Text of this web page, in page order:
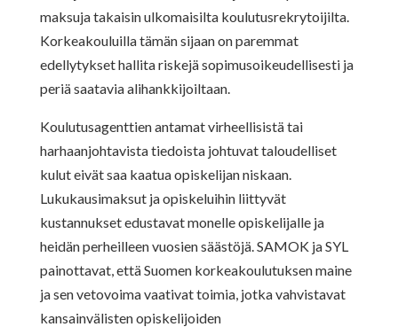
maksuja takaisin ulkomaisilta koulutusrekrytoijilta.
Korkeakouluilla tämän sijaan on paremmat
edellytykset hallita riskejä sopimusoikeudellisesti ja
periä saatavia alihankkijoiltaan.
Koulutusagenttien antamat virheellisistä tai
harhaanjohtavista tiedoista johtuvat taloudelliset
kulut eivät saa kaatua opiskelijan niskaan.
Lukukausimaksut ja opiskeluihin liittyvät
kustannukset edustavat monelle opiskelijalle ja
heidän perheilleen vuosien säästöjä. SAMOK ja SYL
painottavat, että Suomen korkeakoulutuksen maine
ja sen vetovoima vaativat toimia, jotka vahvistavat
kansainvälisten opiskelijoiden